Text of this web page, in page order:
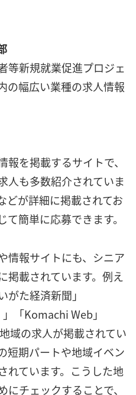
等新規就業促進プロジェ
の幅広い業種の求人情報
を掲載するサイトで、
人も多数紹介されていま
どが詳細に掲載されてお
簡単に応募できます。
情報サイトにも、シニア
掲載されています。例え
がた経済新聞」
「Komachi Web」
域の求人が掲載されてい
短期パートや地域イベン
れています。こうした地
チェックすることで、